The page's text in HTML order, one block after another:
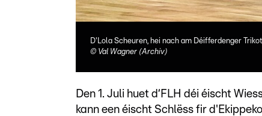
D'Lola Scheuren, hei nach am Déifferdenger
© Val Wagner (Archiv)
Den 1. Juli huet d‘FLH déi éischt
kann een éischt Schlëss fir